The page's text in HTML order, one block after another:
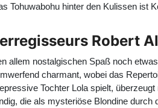
Tohuwabohu hinter den Kulissen ist
Robert
allem nostalgischen Spaß noch
charmant, wobei das
Tochter Lola spielt,
die als mysteriöse Blondine durch